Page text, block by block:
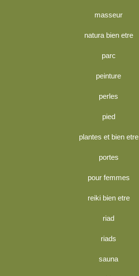
masseur
natura bien etre
parc
peinture
perles
pied
plantes et bien etre
portes
pour femmes
reiki bien etre
riad
riads
sauna